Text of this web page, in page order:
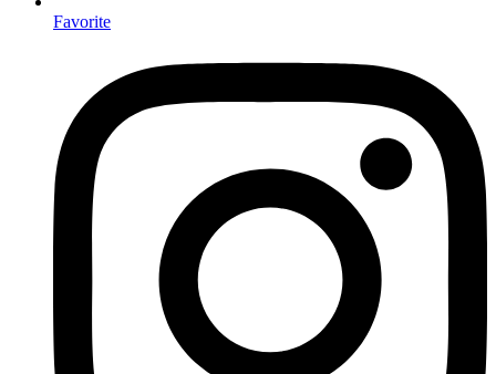
Favorite